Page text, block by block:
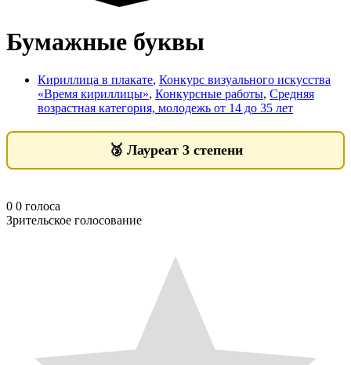
Бумажные буквы
Кириллица в плакате, Конкурс визуального искусства
«Время кириллицы», Конкурсные работы, Средняя
возрастная категория, молодежь от 14 до 35 лет
🥉 Лауреат 3 степени
0 0 голоса
Зрительское голосование